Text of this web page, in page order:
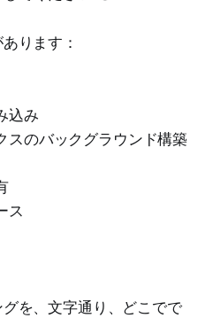
ります：
込み
スのバックグラウンド構築
ス
を、文字通り、どこでで